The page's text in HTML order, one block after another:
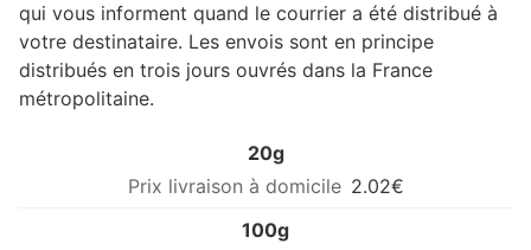
qui vous informent quand le courrier a été distribué à
votre destinataire. Les envois sont en principe
distribués en trois jours ouvrés dans la France
métropolitaine.
20g
2.02€
100g